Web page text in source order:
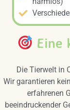
Eine
Die Tierwelt in
Wir garantieren
erfahrenen
beeindruckender